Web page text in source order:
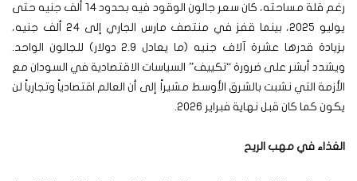
رغم قلة مساحته، كان سعر جالون الوقود فيه بحدود 14 ألف جنيه حتى
يوليو 2025، بينما قفز في منتصف مارس الجاري إلى 24 ألف جنيه،
بزيادة قدرها عشرة آلاف جنيه (ما يعادل 2.9 دولار) للجالون الواحد.
ويشدد أبشر على ضرورة “تكييف” السياسات الاقتصادية في السودان مع
الأزمة التي نشبت بالشرق الأوسط مشيراً إلى أن العالم اقتصادياً وتجارياً لن
يكون كما كان قبل نهاية فبراير 2026.
الغذاء في مهب الريح